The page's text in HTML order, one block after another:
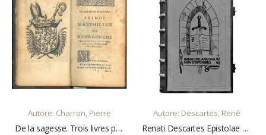
AGGIUNGI AL CARRELLO
Autore: Charron, Pierre
De la sagesse. Trois livres par Pierre Charron... suivant la vraye copie de Bordeaux
AGGIUNGI AL CARRELLO
Autore: Descartes, René
Renati Descartes Epistolae omnes, partim ab auctore Latino sermone conscriptae, partim cum responsis doctorum virorum ex Gallico translatae: in quibus omnis generis quaestiones philosophicae tractantur & explicantur plurimae difficultates quae in reliqui